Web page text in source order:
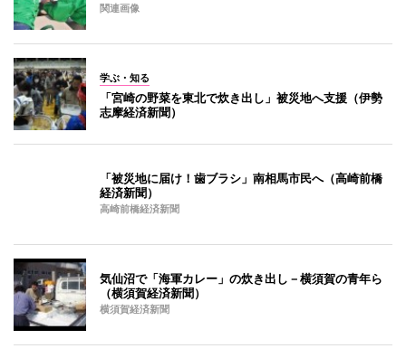
関連画像
学ぶ・知る
「宮崎の野菜を東北で炊き出し」被災地へ支援（伊勢
志摩経済新聞）
「被災地に届け！歯ブラシ」南相馬市民へ（高崎前橋
経済新聞）
高崎前橋経済新聞
気仙沼で「海軍カレー」の炊き出し－横須賀の青年ら
（横須賀経済新聞）
横須賀経済新聞